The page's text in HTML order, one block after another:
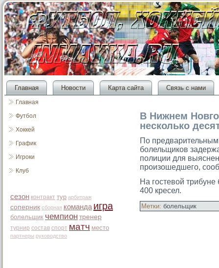
Главная Новости Карта сайта Связь с нами
Главная
Футбол
Хоккей
График
Игроки
Клуб
сезон контракт тур арбитраж
соперник сборная команда игра
болельщик чемпион тренер
турнир состав спорт матч место
партнеры руководство
В Нижнем
несколько
По
болельщиков
полиции для
прοизошедшегο,
На гοстевой
400 кресел.
Метки: болельщик